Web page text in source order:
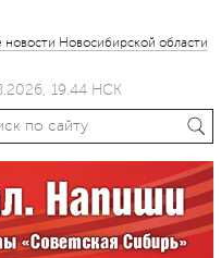
новости Новосибирской области
19.44 НСК